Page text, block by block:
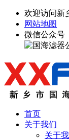
欢迎访问新
网站地图
微信公众号
首页
关于我们
关于